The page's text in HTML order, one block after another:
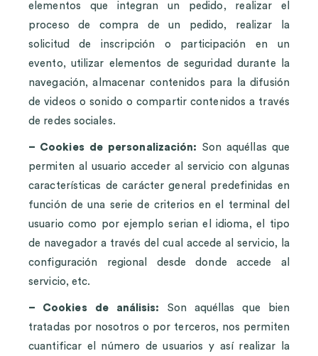
elementos que integran un pedido, realizar el
proceso de compra de un pedido, realizar la
solicitud de inscripción o participación en un
evento, utilizar elementos de seguridad durante la
navegación, almacenar contenidos para la difusión
de videos o sonido o compartir contenidos a través
de redes sociales.
– Cookies de personalización: Son aquéllas que
permiten al usuario acceder al servicio con algunas
características de carácter general predefinidas en
función de una serie de criterios en el terminal del
usuario como por ejemplo serian el idioma, el tipo
de navegador a través del cual accede al servicio, la
configuración regional desde donde accede al
servicio, etc.
– Cookies de análisis:
Son aquéllas que bien
tratadas por nosotros o por terceros, nos permiten
cuantificar el número de usuarios y así realizar la